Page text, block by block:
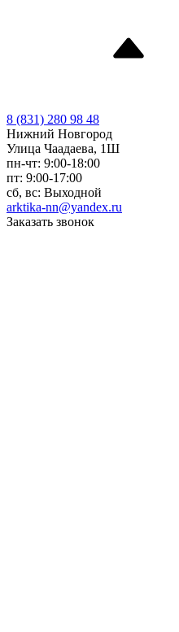
8 (831) 280 98 48
Нижний Новгород
Улица Чаадаева, 1Ш
пн-чт: 9:00-18:00
пт: 9:00-17:00
сб, вс: Выходной
arktika-nn@yandex.ru
Заказать звонок